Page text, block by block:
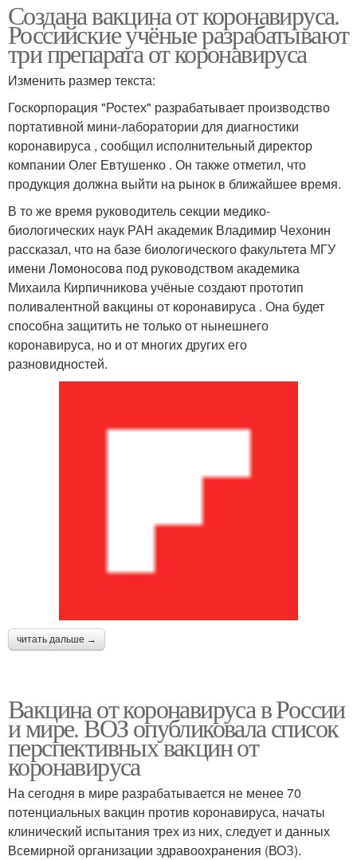
Создана вакцина от коронавируса.
Российские учёные разрабатывают
три препарата от коронавируса
Изменить размер текста:
Госкорпорация "Ростех" разрабатывает производство
портативной мини-лаборатории для диагностики
коронавируса , сообщил исполнительный директор
компании Олег Евтушенко . Он также отметил, что
продукция должна выйти на рынок в ближайшее время.
В то же время руководитель секции медико-
биологических наук РАН академик Владимир Чехонин
рассказал, что на базе биологического факультета МГУ
имени Ломоносова под руководством академика
Михаила Кирпичникова учёные создают прототип
поливалентной вакцины от коронавируса . Она будет
способна защитить не только от нынешнего
коронавируса, но и от многих других его
разновидностей.
читать дальше →
Вакцина от коронавируса в России
и мире. ВОЗ опубликовала список
перспективных вакцин от
коронавируса
На сегодня в мире разрабатывается не менее 70
потенциальных вакцин против коронавируса, начаты
клинический испытания трех из них, следует и данных
Всемирной организации здравоохранения (ВОЗ).